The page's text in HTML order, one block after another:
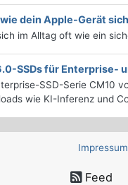
dein Apple-Gerät
im Alltag oft wie ein
SSDs für Enterprise-
SSD-Serie CM10
wie KI-Inferenz und
Impressum
Feed